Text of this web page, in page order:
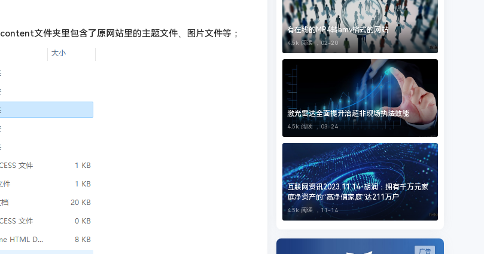
文件夹里包含了原网站里的主题文件、图片文件等； 有在线的MP4转amv格式的网站
4.5k 阅读 ，02-20
激光雷达全面提升治超非现场执法效能
4.5k 阅读 ，03-24
互联网资讯2023.11.14-胡润：拥有千万元家
庭净资产的“高净值家庭”达211万户
4.5k 阅读 ， 11-14